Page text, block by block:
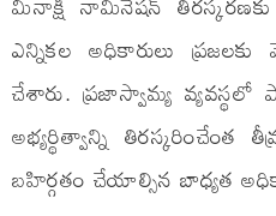
ఎన్నికల అధికారులు
చేశారు. ప్రజాస్వామ్య వ్యవస్థలో
అభ్యర్థిత్వాన్ని
బహిర్గతం చేయాల్సిన బాధ్యత